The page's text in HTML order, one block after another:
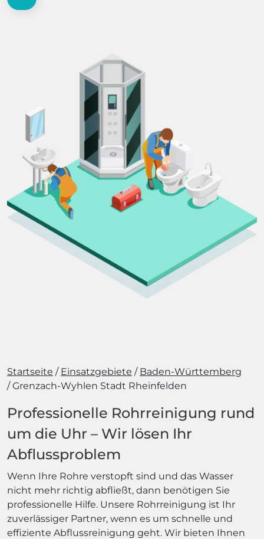
Startseite Einsatzgebiete
Baden-Württemberg
Grenzach-Wyhlen Stadt Rheinfelden
Professionelle Rohrreinigung rund
um die Uhr – Wir lösen Ihr
Abflussproblem
Wenn Ihre Rohre verstopft sind und das Wasser
nicht mehr richtig abfließt, dann benötigen Sie
professionelle Hilfe. Unsere Rohrreinigung ist Ihr
zuverlässiger Partner, wenn es um schnelle und
effiziente Abflussreinigung geht. Wir bieten Ihnen